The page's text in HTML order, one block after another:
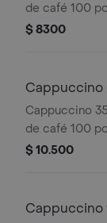
de café 100
con la
$ 8300
Cappuccino
Cappuccino
de café 100
con la
$ 10.500
Cappuccino